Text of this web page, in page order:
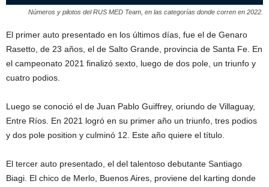
Números y pilotos del RUS MED Team, en las categorías donde corren en 2022.
El primer auto presentado en los últimos días, fue el de Genaro
Rasetto, de 23 años, el de Salto Grande, provincia de Santa Fe. En
el campeonato 2021 finalizó sexto, luego de dos pole, un triunfo y
cuatro podios.
Luego se conoció el de Juan Pablo Guiffrey, oriundo de Villaguay,
Entre Ríos. En 2021 logró en su primer año un triunfo, tres podios
y dos pole position y culminó 12. Este año quiere el título.
El tercer auto presentado, el del talentoso debutante Santiago
Biagi. El chico de Merlo, Buenos Aires, proviene del karting donde